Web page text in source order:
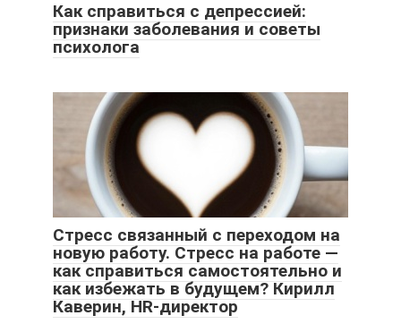
Как справиться с депрессией:
признаки заболевания и советы
психолога
Стресс связанный с переходом на
новую работу. Стресс на работе —
как справиться самостоятельно и
как избежать в будущем? Кирилл
Каверин, HR-директор